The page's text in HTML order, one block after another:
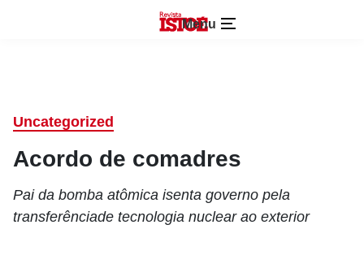
Menu
Uncategorized
Acordo de comadres
Pai da bomba atômica isenta governo pela
transferênciade tecnologia nuclear ao exterior